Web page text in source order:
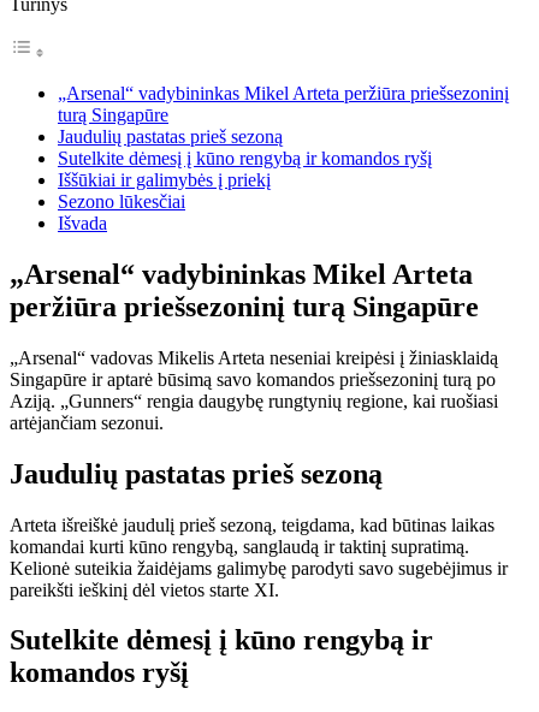
„Arsenal“ vadybininkas Mikel Arteta peržiūra priešsezoninį
turą Singapūre
Jaudulių pastatas prieš sezoną
Sutelkite dėmesį į kūno rengybą ir komandos ryšį
Iššūkiai ir galimybės į priekį
Sezono lūkesčiai
Išvada
„Arsenal“ vadybininkas Mikel Arteta
peržiūra priešsezoninį turą Singapūre
„Arsenal“ vadovas Mikelis Arteta neseniai kreipėsi į žiniasklaidą
Singapūre ir aptarė būsimą savo komandos priešsezoninį turą po
Aziją. „Gunners“ rengia daugybę rungtynių regione, kai ruošiasi
artėjančiam sezonui.
Jaudulių pastatas prieš sezoną
Arteta išreiškė jaudulį prieš sezoną, teigdama, kad būtinas laikas
komandai kurti kūno rengybą, sanglaudą ir taktinį supratimą.
Kelionė suteikia žaidėjams galimybę parodyti savo sugebėjimus ir
pareikšti ieškinį dėl vietos starte XI.
Sutelkite dėmesį į kūno rengybą ir
komandos ryšį